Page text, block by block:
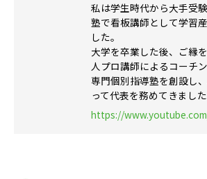
私は学生時代から大手受
塾で看板講師として学習
した。
大学を卒業した後、ご縁
人プロ講師によるコーチ
専門個別指導塾を創設し
って代表を務めてきました
https://